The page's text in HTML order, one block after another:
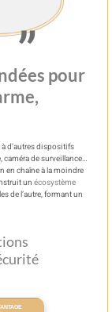
pour
d’autres dispositifs
caméra de surveillance…
en chaîne à la moindre
un écosystème
de l’autre, formant un